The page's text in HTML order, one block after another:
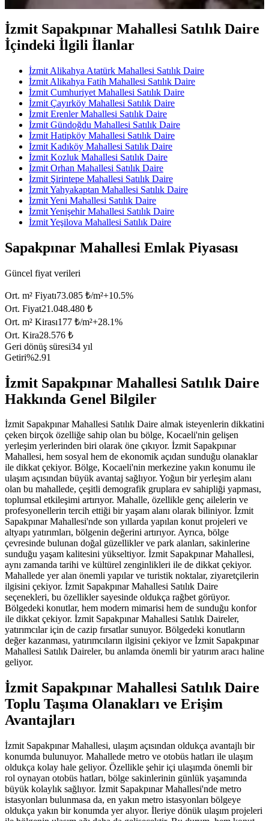
İzmit Sapakpınar Mahallesi Satılık Daire
İçindeki İlgili İlanlar
İzmit Alikahya Atatürk Mahallesi Satılık Daire
İzmit Alikahya Fatih Mahallesi Satılık Daire
İzmit Cumhuriyet Mahallesi Satılık Daire
İzmit Çayırköy Mahallesi Satılık Daire
İzmit Erenler Mahallesi Satılık Daire
İzmit Gündoğdu Mahallesi Satılık Daire
İzmit Hatipköy Mahallesi Satılık Daire
İzmit Kadıköy Mahallesi Satılık Daire
İzmit Kozluk Mahallesi Satılık Daire
İzmit Orhan Mahallesi Satılık Daire
İzmit Şirintepe Mahallesi Satılık Daire
İzmit Yahyakaptan Mahallesi Satılık Daire
İzmit Yeni Mahallesi Satılık Daire
İzmit Yenişehir Mahallesi Satılık Daire
İzmit Yeşilova Mahallesi Satılık Daire
Sapakpınar Mahallesi Emlak Piyasası
Güncel fiyat verileri
Ort. m² Fiyatı73.085 ₺/m²+10.5%
Ort. Fiyat21.048.480 ₺
Ort. m² Kirası177 ₺/m²+28.1%
Ort. Kira28.576 ₺
Geri dönüş süresi34 yıl
Getiri%2.91
İzmit Sapakpınar Mahallesi Satılık Daire
Hakkında Genel Bilgiler
İzmit Sapakpınar Mahallesi Satılık Daire almak isteyenlerin dikkatini
çeken birçok özelliğe sahip olan bu bölge, Kocaeli'nin gelişen
yerleşim yerlerinden biri olarak öne çıkıyor. İzmit Sapakpınar
Mahallesi, hem sosyal hem de ekonomik açıdan sunduğu olanaklar
ile dikkat çekiyor. Bölge, Kocaeli'nin merkezine yakın konumu ile
ulaşım açısından büyük avantaj sağlıyor. Yoğun bir yerleşim alanı
olan bu mahallede, çeşitli demografik gruplara ev sahipliği yapması,
toplumsal etkileşimi artırıyor. Mahalle, özellikle genç ailelerin ve
profesyonellerin tercih ettiği bir yaşam alanı olarak biliniyor. İzmit
Sapakpınar Mahallesi'nde son yıllarda yapılan konut projeleri ve
altyapı yatırımları, bölgenin değerini artırıyor. Ayrıca, bölge
çevresinde bulunan doğal güzellikler ve park alanları, sakinlerine
sunduğu yaşam kalitesini yükseltiyor. İzmit Sapakpınar Mahallesi,
aynı zamanda tarihi ve kültürel zenginlikleri ile de dikkat çekiyor.
Mahallede yer alan önemli yapılar ve turistik noktalar, ziyaretçilerin
ilgisini çekiyor. İzmit Sapakpınar Mahallesi Satılık Daire
seçenekleri, bu özellikler sayesinde oldukça rağbet görüyor.
Bölgedeki konutlar, hem modern mimarisi hem de sunduğu konfor
ile dikkat çekiyor. İzmit Sapakpınar Mahallesi Satılık Daireler,
yatırımcılar için de cazip fırsatlar sunuyor. Bölgedeki konutların
değer kazanması, yatırımcıların ilgisini çekiyor ve İzmit Sapakpınar
Mahallesi Satılık Daireler, bu anlamda önemli bir yatırım aracı haline
geliyor.
İzmit Sapakpınar Mahallesi Satılık Daire
Toplu Taşıma Olanakları ve Erişim
Avantajları
İzmit Sapakpınar Mahallesi, ulaşım açısından oldukça avantajlı bir
konumda bulunuyor. Mahallede metro ve otobüs hatları ile ulaşım
oldukça kolay hale geliyor. Özellikle şehir içi ulaşımda önemli bir
rol oynayan otobüs hatları, bölge sakinlerinin günlük yaşamında
büyük kolaylık sağlıyor. İzmit Sapakpınar Mahallesi'nde metro
istasyonları bulunmasa da, en yakın metro istasyonları bölgeye
oldukça yakın bir konumda yer alıyor. İleriye dönük ulaşım projeleri